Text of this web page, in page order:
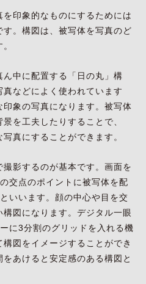
印象的なものにするためには
す。構図は、被写体を写真のど
中に配置する「日の丸」構
などによく使われています
象の写真になります。被写体
を工夫したりすることで、
真にすることができます。
影するのが基本です。画面を
交点のポイントに被写体を配
いいます。顔の中心や目を交
図になります。デジタル一眼
に3分割のグリッドを入れる機
図をイメージすることができ
あけると安定感のある構図と